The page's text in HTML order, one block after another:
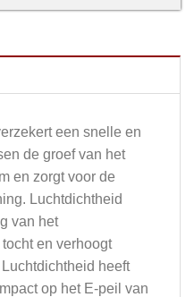
een snelle en
de groef van het
en zorgt voor de
Luchtdichtheid
van het
en verhoogt
heeft
op het E-peil van